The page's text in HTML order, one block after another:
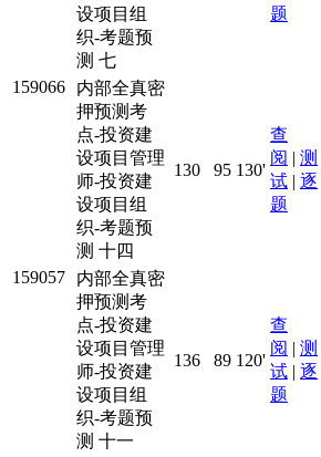
设项目组
织-考题预
测 七
题
159066
内部全真密
押预测考
点-投资建
设项目管理
师-投资建
设项目组
织-考题预
测 十四
130 95 130'
查
阅 | 测
试 | 逐
题
159057
内部全真密
押预测考
点-投资建
设项目管理
师-投资建
设项目组
织-考题预
测 十一
136 89 120'
查
阅 | 测
试 | 逐
题